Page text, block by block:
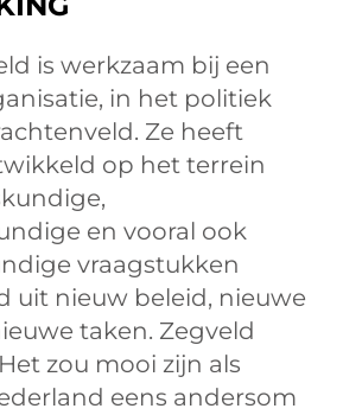
is werkzaam bij een
in het politiek
Ze heeft
op het terrein
en vooral ook
vraagstukken
uit nieuw beleid, nieuwe
taken. Zegveld
zou mooi zijn als
eens andersom